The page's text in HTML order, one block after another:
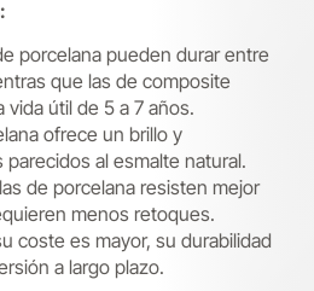
porcelana pueden durar entre
que las de composite
útil de 5 a 7 años.
ofrece un brillo y
al esmalte natural.
de porcelana resisten mejor
menos retoques.
coste es mayor, su durabilidad
a largo plazo.